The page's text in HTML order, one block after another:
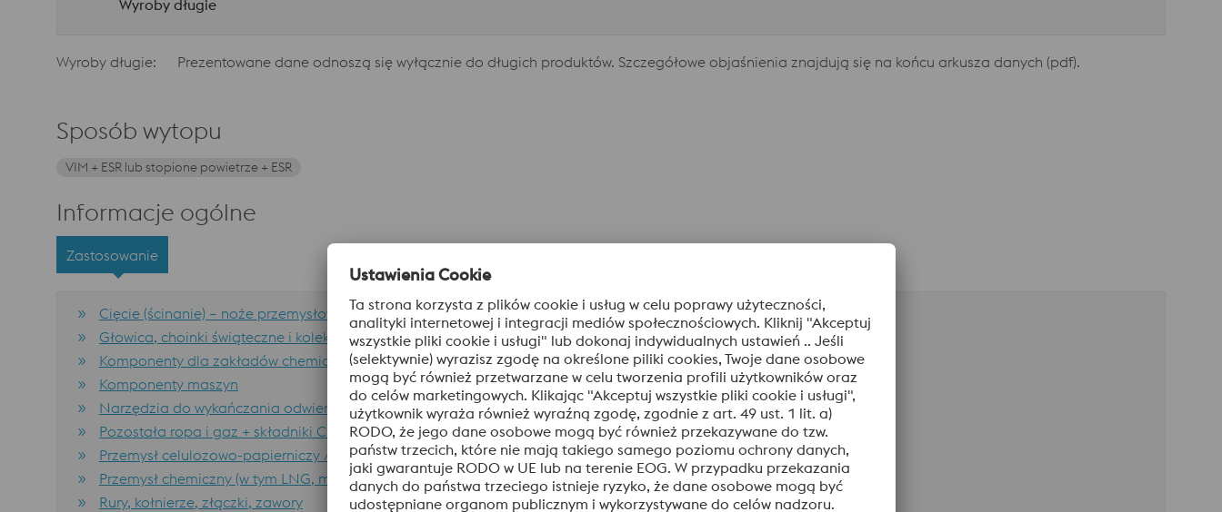
Wyroby długie
Wyroby długie: Prezentowane dane odnoszą się wyłącznie do długich produktów. Szczegółowe objaśnienia znajdują się na końcu arkusza danych (pdf).
Sposób wytopu
VIM + ESR lub stopione powietrze + ESR
Informacje ogólne
Zastosowanie
Cięcie (ścinanie) – noże przemysłowe
Głowica, choinki świąteczne i kolektory (wł. Wieszaki rurowe), BOP
Komponenty dla zakładów chemicznych (w tym LNG, FGD, mocznik, LDPE itp.)
Komponenty maszyn
Narzędzia do wykańczania odwiertów
Pozostała ropa i gaz + składniki CPI
Przemysł celulozowo-papierniczy / Drukowanie
Przemysł chemiczny (w tym LNG, mocznik)
Rury, kołnierze, złączki, zawory